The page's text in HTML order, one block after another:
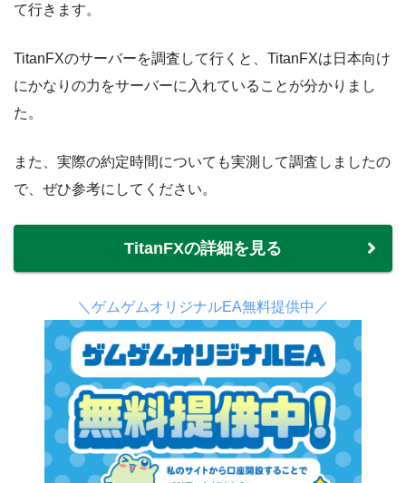
て行きます。
TitanFXのサーバーを調査して行くと、TitanFXは日本向け
にかなりの力をサーバーに入れていることが分かりまし
た。
また、実際の約定時間についても実測して調査しましたの
で、ぜひ参考にしてください。
TitanFXの詳細を見る
＼ゲムゲムオリジナルEA無料提供中／